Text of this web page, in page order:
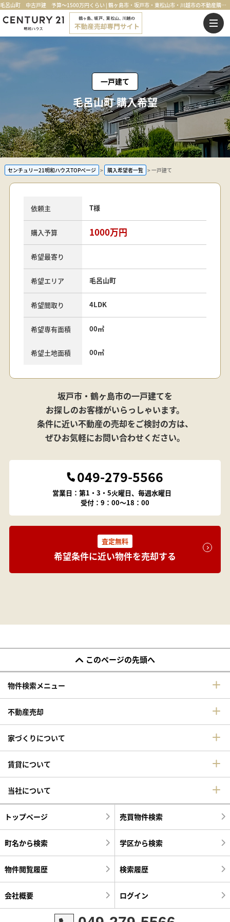
毛呂山町 中古戸建 予算～1500万円くらい | 鶴ヶ島市・坂戸市・東松山市・川越市の不動産購入・不動産売却のことならセンチュリー21明和ハウス
一戸建て
毛呂山町 購入希望
センチュリー21明和ハウスTOPページ 購入希望者一覧 一戸建て
依頼主 T様
購入予算 1000万円
希望最寄り
希望エリア 毛呂山町
希望間取り 4LDK
希望専有面積 00㎡
希望土地面積 00㎡
坂戸市・鶴ヶ島市の一戸建てを
お探しのお客様がいらっしゃいます。
条件に近い不動産の売却をご検討の方は、
ぜひお気軽にお問い合わせください。
049-279-5566
営業日：第1・3・5火曜日、毎週水曜日
受付：9：00～18：00
査定無料
希望条件に近い物件を売却する
このページの先頭へ
物件検索メニュー
不動産売却
家づくりについて
賃貸について
当社について
トップページ 売買物件検索
町名から検索 学区から検索
物件閲覧履歴 検索履歴
会社概要 ログイン